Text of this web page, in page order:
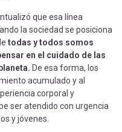
que esa línea
la sociedad se posiciona
todas y todos somos
en el cuidado de las
De esa forma, los
acumulado y al
corporal y
ser atendido con urgencia
y jóvenes.